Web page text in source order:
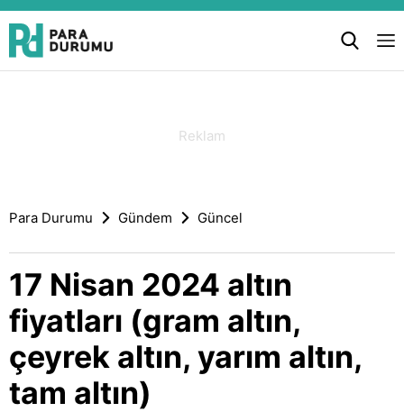
Para Durumu Gündem Güncel
17 Nisan 2024 altın
fiyatları (gram altın,
çeyrek altın, yarım altın,
tam altın)